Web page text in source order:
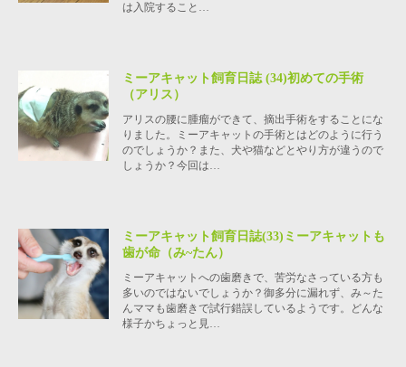
は入院すること…
ミーアキャット飼育日誌 (34)初めての手術
（アリス）
アリスの腰に腫瘤ができて、摘出手術をすることにな
りました。ミーアキャットの手術とはどのように行う
のでしょうか？また、犬や猫などとやり方が違うので
しょうか？今回は…
ミーアキャット飼育日誌(33)ミーアキャットも
歯が命（み~たん）
ミーアキャットへの歯磨きで、苦労なさっている方も
多いのではないでしょうか？御多分に漏れず、み～た
んママも歯磨きで試行錯誤しているようです。どんな
様子かちょっと見…